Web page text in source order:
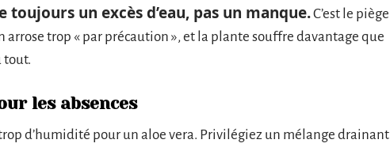
un excès d’eau, pas un manque.C’est le piège
arrose trop « par précaution », et la plante souffre davantage que
tout.
les absences
d’humidité pour un aloe vera. Privilégiez un mélange drainant